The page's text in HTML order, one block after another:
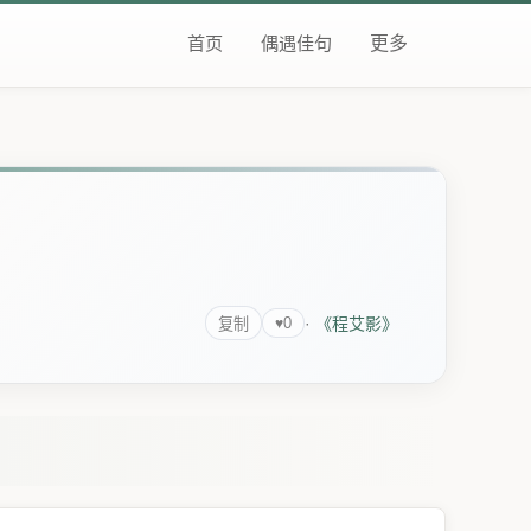
首页 偶遇佳句 更多
· 《程艾影》
复制 ♥0